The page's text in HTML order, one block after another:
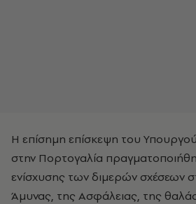
Η επίσημη επίσκεψη του
στην Πορτογαλία
ενίσχυσης των διμερών σχέσεων
Άμυνας, της Ασφάλειας, της